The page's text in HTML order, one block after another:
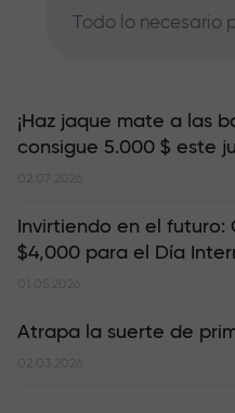
Todo lo necesario
¡Haz jaque mate a las
consigue 5.000 $ este
02.07.2026
Invirtiendo en el futuro:
$4,000 para el Día
01.05.2026
Atrapa la suerte de
02.03.2026